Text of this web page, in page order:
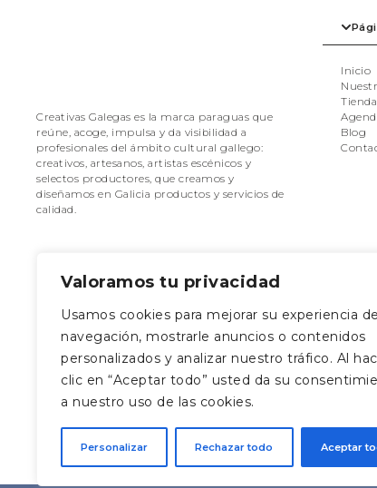
Valoramos tu privacidad
Usamos cookies para mejorar su experiencia de
navegación, mostrarle anuncios o contenidos
personalizados y analizar nuestro tráfico. Al
clic en “Aceptar todo” usted da su
a nuestro uso de las cookies.
Personalizar Rechazar todo Aceptar
Creativas Galegas es la marca paraguas que
reúne, acoge, impulsa y da visibilidad a
profesionales del ámbito cultural gallego:
creativos, artesanos, artistas escénicos y
selectos productores, que creamos y
diseñamos en Galicia productos y servicios de
calidad.
Inicio
Tienda
Blog
¿Dónde
Rúa da
Santiago
Coruña